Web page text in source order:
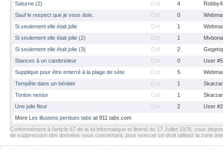
Saturne (2)
Crd 4
Sauf le respect que je vous dois.
Crd 0
Si seulement elle était jolie
Crd 1
Si seulement elle était jolie (2)
Crd 1
Mvbona
Si seulement elle était jolie (3)
Crd 2
Stances à un cambrioleur
Crd 0
User
Supplique pour être enterré à la plage de sète
Crd 5
Tempête dans un bénitier
Crd 1
Tonton nestor
Crd 1
Une jolie fleur
Crd 2
User
More Les illusions perdues tabs at 911 tabs.com
Conformément à l’article 67 de la loi informatique et liberté du 17 Juillet 1978, vous
de suppression des données vous concernant, pour exercer ce droit utilisez la zone